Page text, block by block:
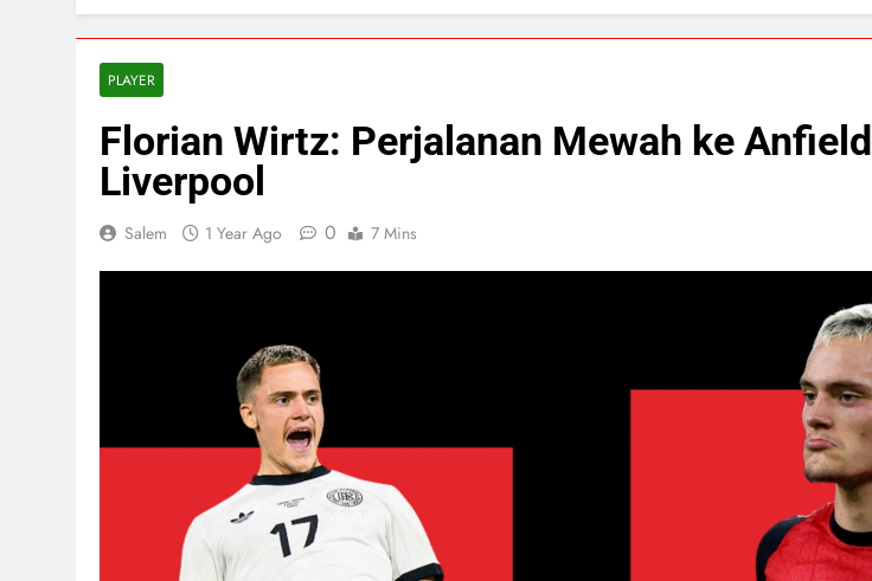
PLAYER
Florian Wirtz: Perjalanan Mewah ke Anfield
Liverpool
Salem 1 Year Ago 0 7 Mins